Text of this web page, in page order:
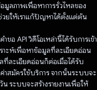
มูลภาพเพื่อหาการรั่วไหลของ
ยให้เราแก้ปัญหาได้ตั้งแต่ต้น
ขอ API วิดีโอเหล่านี้ได้รับการเข้า
าะห์เพื่อหาข้อมูลที่ละเอียดอ่อน
ที่ละเอียดอ่อนก็ต่อเมื่อได้รับ
าสมัครใช้บริการ จากนั้นระบบจะ
ระบบจะสร้างรายงานเพื่อให้